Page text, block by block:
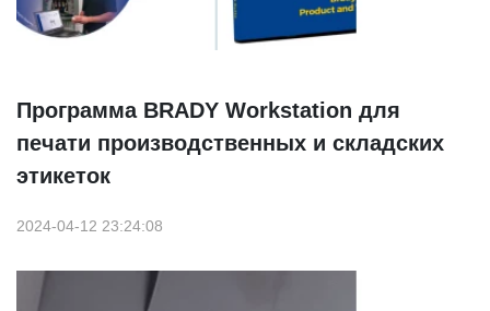
Программа BRADY Workstation для
печати производственных и складских
этикеток
2024-04-12 23:24:08